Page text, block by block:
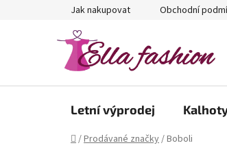
Jak nakupovat Obchodní
Letní výprodej
Domů
/Prodávané značky/Boboli